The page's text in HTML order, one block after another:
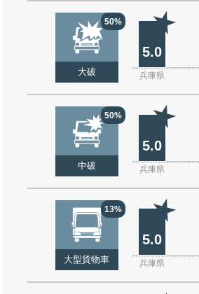
50%
大破
5.0
兵庫県
50%
中破
5.0
兵庫県
13%
大型貨物車
5.0
兵庫県